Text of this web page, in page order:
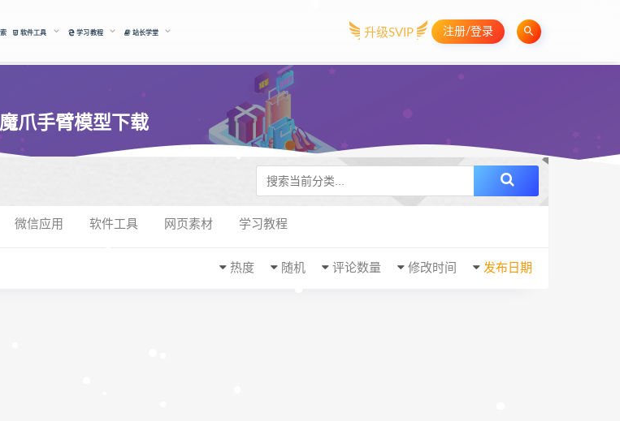
软件工具 学习教程 站长学堂 升级SVIP 注册/登录
魔爪手臂模型下载
微信应用 软件工具 网页素材 学习教程
发布日期
修改时间
评论数量
随机
热度